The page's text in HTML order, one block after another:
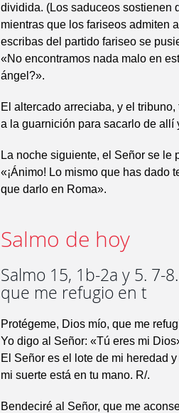
dividida. (Los saduceos sostienen
mientras que los fariseos admiten
escribas del partido fariseo se
«No encontramos nada malo en
ángel?».
El altercado arreciaba, y el
a la guarnición para sacarlo de allí
La noche siguiente, el Señor se le
«¡Ánimo! Lo mismo que has dado
que darlo en Roma».
Salmo de hoy
Salmo 15, 1b-2a y 5. 7-
que me refugio en t
Protégeme, Dios mío, que me
Yo digo al Señor: «Tú eres mi
El Señor es el lote de mi heredad
mi suerte está en tu mano. R/.
Bendeciré al Señor, que me